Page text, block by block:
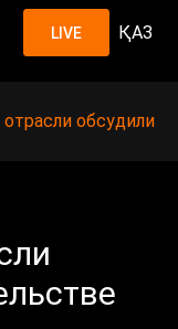
LIVE ҚАЗ
обсудили